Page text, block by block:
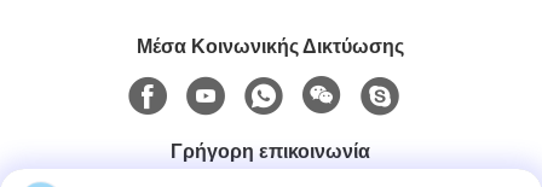
Μέσα Κοινωνικής Δικτύωσης
Γρήγορη επικοινωνία